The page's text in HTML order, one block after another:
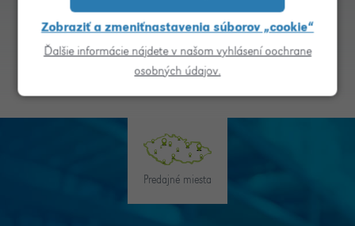
Prečítajte si tiež
Predajné miesta
Zobraziť a zmeniťnastavenia súborov „cookie“
Ďalšie informácie nájdete v našom vyhlásení oochrane
osobných údajov.